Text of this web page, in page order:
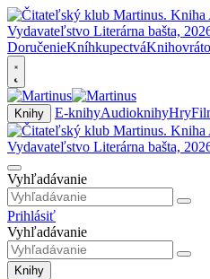
DoručenieKníhkupectvá
Knihy E-knihyAudioknihyHry
Vyhľadávanie
Prihlásiť
Vyhľadávanie
Knihy